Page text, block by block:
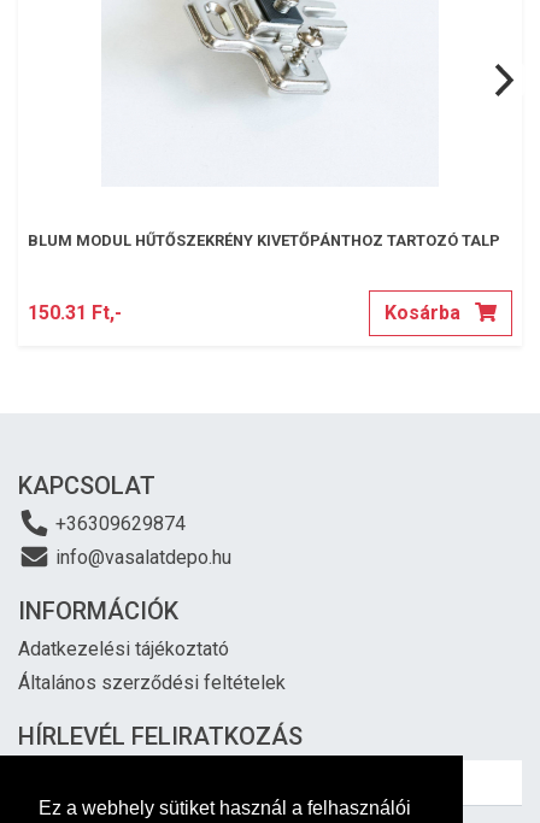
Ez a webhely sütiket használ a felhasználói
BLUM MODUL HŰTŐSZEKRÉNY KIVETŐPÁNTHOZ TARTOZÓ TALP
150.31 Ft,- Kosárba
KAPCSOLAT
+36309629874
info@vasalatdepo.hu
INFORMÁCIÓK
Adatkezelési tájékoztató
Általános szerződési feltételek
HÍRLEVÉL FELIRATKOZÁS